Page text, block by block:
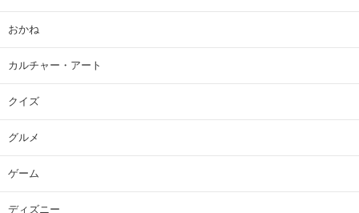
おかね
カルチャー・アート
クイズ
グルメ
ゲーム
ディズニー